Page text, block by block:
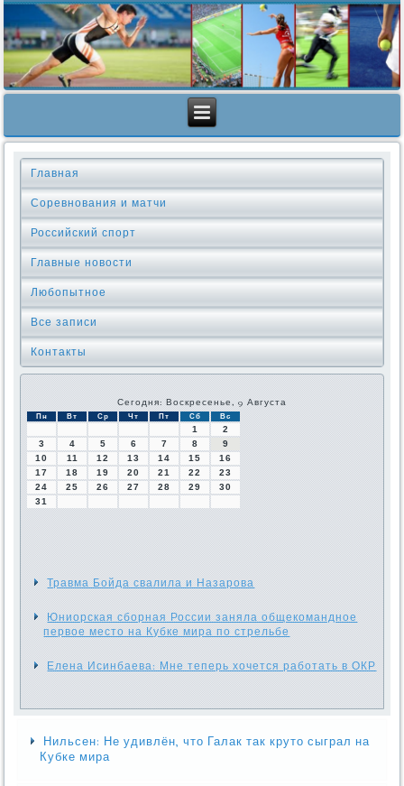
Главная
Соревнования и матчи
Российский спорт
Главные новости
Любопытное
Все записи
Контакты
Сегодня: Воскресенье, 9 Августа
Пн Вт Ср Чт Пт Сб Вс
1
2
3
4 5 6 7 8
9
10
11 12 13 14 15
16
17
18 19 20 21 22
23
24
25 26 27 28 29
30
31
Травма Бойда свалила и Назарова
Юниорская сборная России заняла общекомандное
первое место на Кубке мира по стрельбе
Елена Исинбаева: Мне теперь хочется работать в ОКР
Нильсен: Не удивлён, что Галак так круто сыграл на
Кубке мира